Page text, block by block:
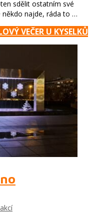
sdělit ostatním své
někdo najde, ráda to …
VEČER U KYSELKŮ